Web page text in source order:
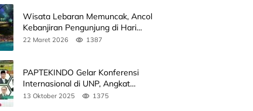
Wisata Lebaran Memuncak, Ancol
Kebanjiran Pengunjung di Hari
Kedua
22 Maret 2026 1387
PAPTEKINDO Gelar Konferensi
Internasional di UNP, Angkat
Kolaborasi Pendidikan Vokasi,
13 Oktober 2025 1375